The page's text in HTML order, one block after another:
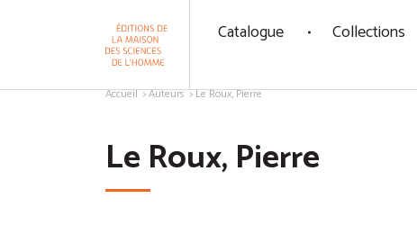
Catalogue Collections
Accueil Auteurs Le Roux, Pierre
Le Roux, Pierre